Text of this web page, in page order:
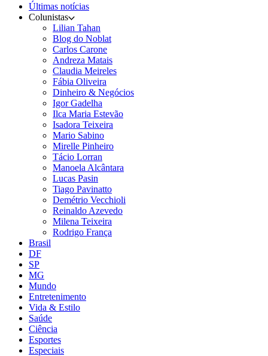
Últimas notícias
Colunistas
Lilian Tahan
Blog do Noblat
Carlos Carone
Andreza Matais
Claudia Meireles
Fábia Oliveira
Dinheiro & Negócios
Igor Gadelha
Ilca Maria Estevão
Isadora Teixeira
Mario Sabino
Mirelle Pinheiro
Tácio Lorran
Manoela Alcântara
Lucas Pasin
Tiago Pavinatto
Demétrio Vecchioli
Reinaldo Azevedo
Milena Teixeira
Rodrigo França
Brasil
DF
SP
MG
Mundo
Entretenimento
Vida & Estilo
Saúde
Ciência
Esportes
Especiais